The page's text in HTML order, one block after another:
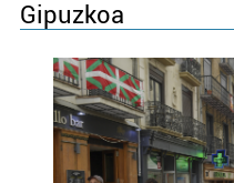
Gipuzkoa